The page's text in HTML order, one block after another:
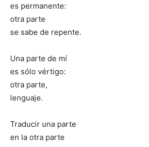
es permanente:
otra parte
se sabe de repente.
Una parte de mí
es sólo vértigo:
otra parte,
lenguaje.
Traducir una parte
en la otra parte